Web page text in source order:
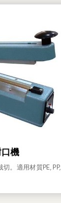
機
。適用材質PE, PP,